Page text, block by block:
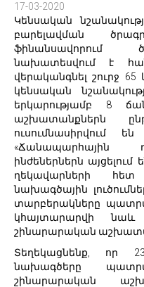
17-03-2020
Կենսական
բարելավման
ֆինանսավորում
նախատեսվում է
վերականգնել շուրջ 65
կենսական
երկարությամբ 8
աշխատանքներն
ուսումնասիրվում
«Ճանապարհային
ինժեներներն այցելում
ղեկավարների հետ
նախագծային
տարբերակները
կհայտարարվի
շինարարական
Տեղեկացնենք‚ որ
նախագծերը
շինարարական